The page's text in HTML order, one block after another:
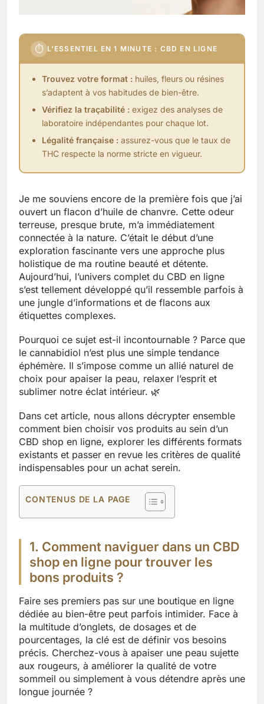
⏱ L’ESSENTIEL EN 1 MINUTE : CBD EN LIGNE
Trouvez votre format : huiles, fleurs ou résines
s’adaptent à vos habitudes de bien-être.
Vérifiez la traçabilité : exigez des analyses de
laboratoire indépendantes pour chaque lot.
Légalité française : assurez-vous que le taux de
THC respecte la norme stricte en vigueur.
Je me souviens encore de la première fois que j’ai
ouvert un flacon d’huile de chanvre. Cette odeur
terreuse, presque brute, m’a immédiatement
connectée à la nature. C’était le début d’une
exploration fascinante vers une approche plus
holistique de ma routine beauté et détente.
Aujourd’hui, l’univers complet du CBD en ligne
s’est tellement développé qu’il ressemble parfois à
une jungle d’informations et de flacons aux
étiquettes complexes.
Pourquoi ce sujet est-il incontournable ? Parce que
le cannabidiol n’est plus une simple tendance
éphémère. Il s’impose comme un allié naturel de
choix pour apaiser la peau, relaxer l’esprit et
sublimer notre éclat intérieur. 🌿
Dans cet article, nous allons décrypter ensemble
comment bien choisir vos produits au sein d’un
CBD shop en ligne, explorer les différents formats
existants et passer en revue les critères de qualité
indispensables pour un achat serein.
CONTENUS DE LA PAGE
1. Comment naviguer dans un CBD
shop en ligne pour trouver les
bons produits ?
Faire ses premiers pas sur une boutique en ligne
dédiée au bien-être peut parfois intimider. Face à
la multitude d’onglets, de dosages et de
pourcentages, la clé est de définir vos besoins
précis. Cherchez-vous à apaiser une peau sujette
aux rougeurs, à améliorer la qualité de votre
sommeil ou simplement à vous détendre après une
longue journée ?